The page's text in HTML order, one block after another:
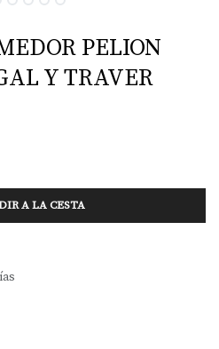
PELION
Y TRAVER
A LA CESTA